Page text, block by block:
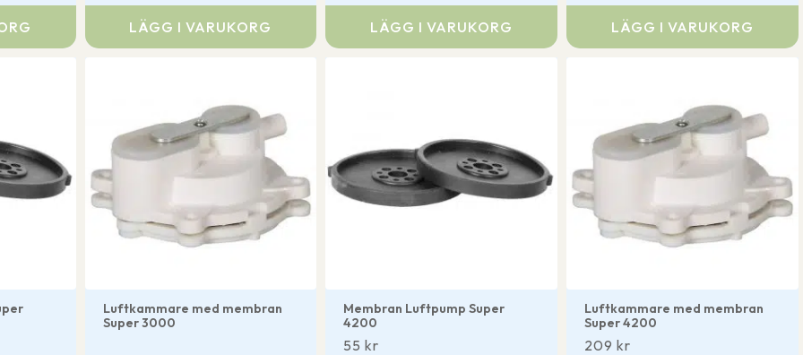
LÄGG I VARUKORG LÄGG I VARUKORG LÄGG I VARUKORG
Luftkammare med membran
Super 3000
Membran Luftpump Super
4200
55kr
Luftkammare med membran
Super 4200
209kr